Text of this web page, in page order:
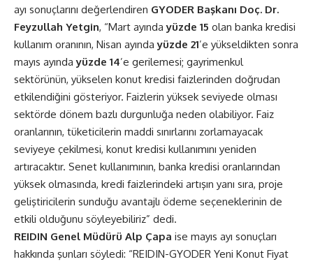
ayı sonuçlarını değerlendiren GYODER Başkanı Doç. Dr.
Feyzullah Yetgin, “Mart ayındayüzde 15 olan banka kredisi
kullanım oranının, Nisan ayındayüzde 21’e yükseldikten sonra
mayıs ayındayüzde 14’e gerilemesi; gayrimenkul
sektörünün, yükselen konut kredisi faizlerinden doğrudan
etkilendiğini gösteriyor. Faizlerin yüksek seviyede olması
sektörde dönem bazlı durgunluğa neden olabiliyor. Faiz
oranlarının, tüketicilerin maddi sınırlarını zorlamayacak
seviyeye çekilmesi, konut kredisi kullanımını yeniden
artıracaktır. Senet kullanımının, banka kredisi oranlarından
yüksek olmasında, kredi faizlerindeki artışın yanı sıra, proje
geliştiricilerin sunduğu avantajlı ödeme seçeneklerinin de
etkili olduğunu söyleyebiliriz” dedi.
REIDIN Genel Müdürü Alp Çapa ise mayıs ayı sonuçları
hakkında şunları söyledi: “REIDIN-GYODER Yeni Konut Fiyat